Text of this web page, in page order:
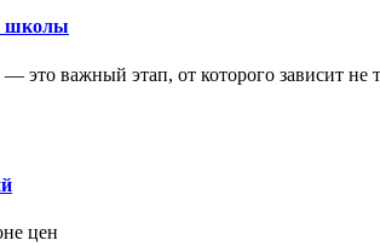
школы
важный этап, от которого зависит не
цен